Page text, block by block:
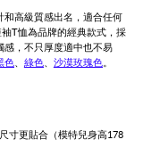
和高級質感出名，適合任何
T恤為品牌的經典款式，採
感，不只厚度適中也不易
色、 綠色、 沙漠玫瑰色。
寸更貼合（模特兒身高178